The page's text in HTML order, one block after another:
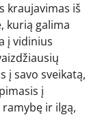
kraujavimas iš
kurią galima
į vidinius
į savo sveikatą,
į
ir ilgą,